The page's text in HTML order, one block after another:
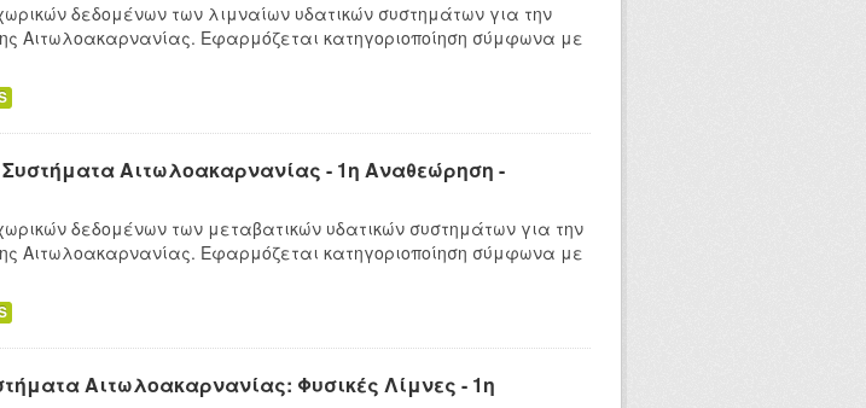
δεδομένων των λιμναίων υδατικών συστημάτων για την
Αιτωλοακαρνανίας. Εφαρμόζεται κατηγοριοποίηση σύμφωνα με
Αιτωλοακαρνανίας - 1η Αναθεώρηση -
δεδομένων των μεταβατικών υδατικών συστημάτων για την
Αιτωλοακαρνανίας. Εφαρμόζεται κατηγοριοποίηση σύμφωνα με
Αιτωλοακαρνανίας: Φυσικές Λίμνες - 1η